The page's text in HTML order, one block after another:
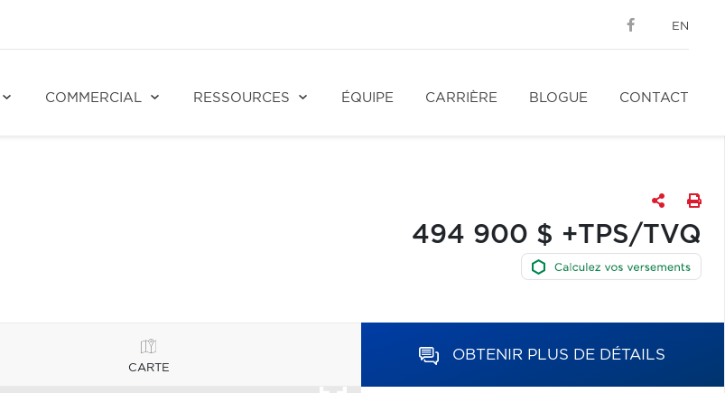
EN
COMMERCIAL RESSOURCES ÉQUIPE CARRIÈRE BLOGUE CONTACT
494 900 $ +TPS/TVQ
CARTE
OBTENIR PLUS DE DÉTAILS